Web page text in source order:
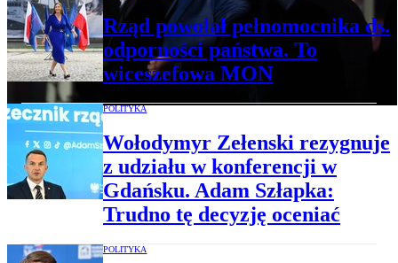
Rząd powołał pełnomocnika ds.
odporności państwa. To
wiceszefowa MON
POLITYKA
Wołodymyr Zełenski rezygnuje
z udziału w konferencji w
Gdańsku. Adam Szłapka:
Trudno tę decyzję oceniać
POLITYKA